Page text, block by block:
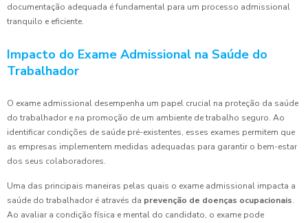
documentação adequada é fundamental para um processo admissional
tranquilo e eficiente.
Impacto do Exame Admissional na Saúde do
Trabalhador
O exame admissional desempenha um papel crucial na proteção da saúde
do trabalhador e na promoção de um ambiente de trabalho seguro. Ao
identificar condições de saúde pré-existentes, esses exames permitem que
as empresas implementem medidas adequadas para garantir o bem-estar
dos seus colaboradores.
Uma das principais maneiras pelas quais o exame admissional impacta a
saúde do trabalhador é através da prevenção de doenças ocupacionais.
Ao avaliar a condição física e mental do candidato, o exame pode